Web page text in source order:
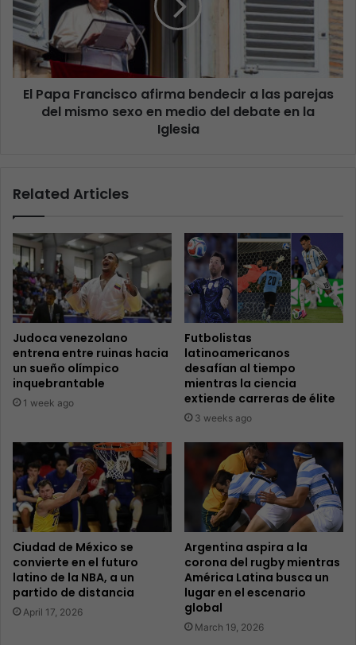
El Papa Francisco afirma bendecir a las parejas
del mismo sexo en medio del debate en la
Iglesia
Related Articles
Judoca venezolano
entrena entre ruinas hacia
un sueño olímpico
inquebrantable
1 week ago
Futbolistas
latinoamericanos
desafían al tiempo
mientras la ciencia
extiende carreras de élite
3 weeks ago
Ciudad de México se
convierte en el futuro
latino de la NBA, a un
partido de distancia
April 17, 2026
Argentina aspira a la
corona del rugby mientras
América Latina busca un
lugar en el escenario
global
March 19, 2026